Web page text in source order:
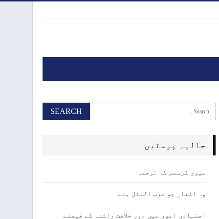
حالیہ پوسٹیں
میری کرسمس کا ترجمہ
وہ اشعار جو ضرب المثل بنے
اجتہادی امور میں دور خلافت راشدہ کے فیصلے